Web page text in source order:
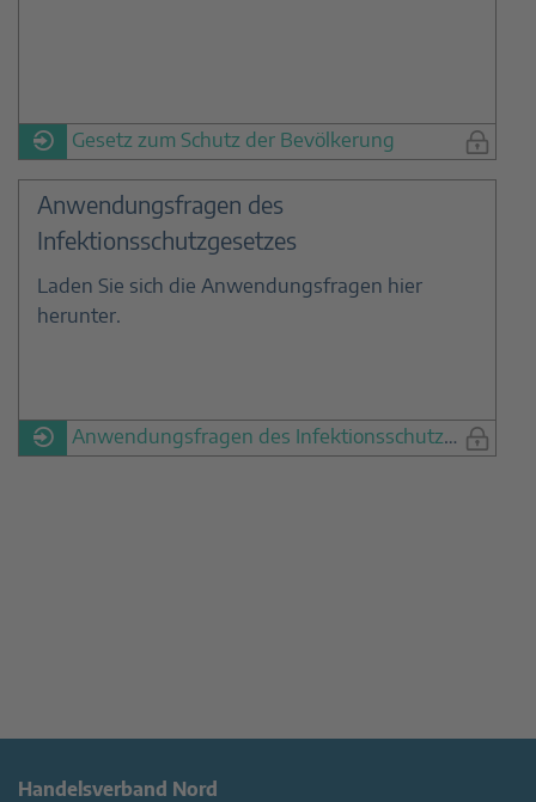
Gesetz zum Schutz der Bevölkerung
Anwendungsfragen des
Infektionsschutzgesetzes
Laden Sie sich die Anwendungsfragen hier
herunter.
Anwendungsfragen des Infektionsschutzgesetzes
Handelsverband Nord